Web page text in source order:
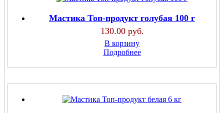
Мастика Топ-продукт голубая 100 г
130.00 руб.
В корзину
Подробнее